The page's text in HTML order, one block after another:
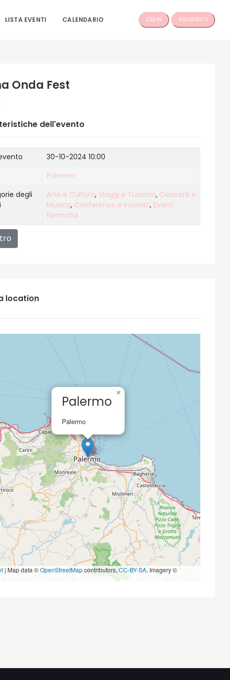
LISTA EVENTI CALENDARIO LOGIN REGISTRATI
Onda Fest
dell'evento
30-10-2024 10:00
Palermo
degli
Arte e Cultura, Viaggi e Turismo, Concerti e
Musica, Conferenze e Incontri, Eventi
formativi
location
Palermo
Palermo
×
| Map data ©OpenStreetMapcontributors, CC-BY-SA, Imagery ©